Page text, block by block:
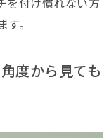
を付け慣れない方
。
度から見ても